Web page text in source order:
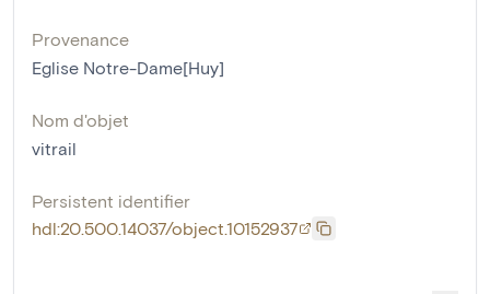
Provenance
Eglise Notre-Dame[Huy]
Nom d'objet
vitrail
Persistent identifier
hdl:20.500.14037/object.10152937